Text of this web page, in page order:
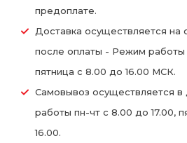
предоплате.
Доставка осуществляется
после оплаты - Режим работы
пятница с 8.00 до 16.00 МСК.
Самовывоз осуществляется
работы пн-чт с 8.00 до 17.00,
16.00.